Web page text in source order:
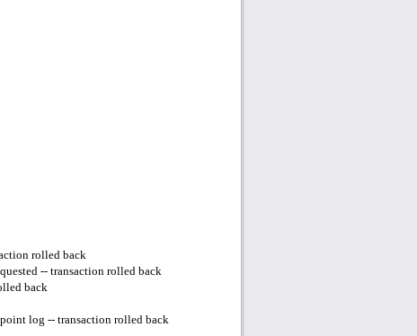
rolled back
-- transaction rolled back
back
log -- transaction rolled back